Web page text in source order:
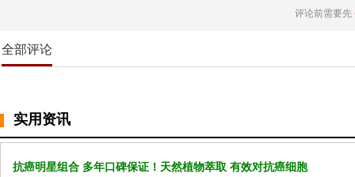
评论前需要先
全部评论
实用资讯
抗癌明星组合 多年口碑保证！天然植物萃取 有效对抗癌细胞